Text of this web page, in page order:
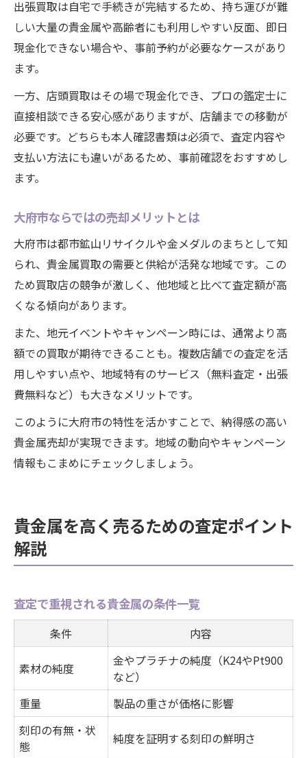
出張買取は自宅で手続きが完結するため、持ち運びが難
しい大量の貴金属や高齢者にも利用しやすい反面、即日
現金化できない場合や、事前予約が必要なケースがあり
ます。
一方、店頭買取はその場で現金化でき、プロの鑑定士に
直接相談できる安心感がありますが、店舗までの移動が
必要です。どちらも本人確認書類は必須で、査定内容や
支払い方法にも違いがあるため、事前確認をおすすめし
ます。
大府市ならではの売却メリットとは
大府市は都市鉱山リサイクルや金メダルのまちとして知
られ、貴金属買取の需要と供給が活発な地域です。この
ため買取店の競争が激しく、他地域と比べて査定額が高
くなる傾向があります。
また、地元イベントやキャンペーン時には、通常より高
額での買取が期待できることも。複数店舗での査定を活
用しやすい点や、地域特有のサービス（無料査定・出張
費無料など）も大きなメリットです。
このように大府市の特性を活かすことで、納得感の高い
貴金属売却が実現できます。地域の動向やキャンペーン
情報もこまめにチェックしましょう。
貴金属を高く売るための査定ポイント
解説
査定で重視される貴金属の条件一覧
条件 内容
素材の純度
金やプラチナの純度（K24やPt900
など）
重量
製品の重さが価格に影響
刻印の有無・状
態
純度を証明する刻印の鮮明さ